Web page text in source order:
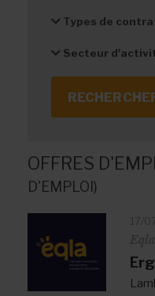
Types de
Secteur
OFFRES
D'EMPLOI)
17/